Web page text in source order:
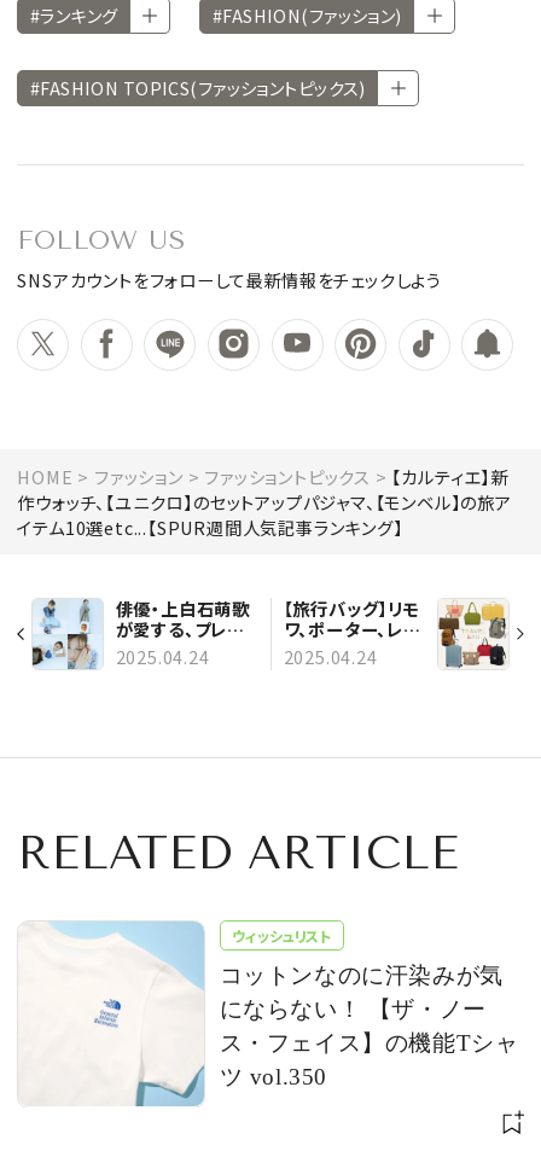
#ランキング #FASHION(ファッション)
#FASHION TOPICS(ファッショントピックス)
FOLLOW US
SNSアカウントをフォローして最新情報をチェックしよう
HOME ファッション ファッショントピックス
【カルティエ】新
作ウォッチ、【ユニクロ】のセットアップパジャマ、【モンベル】の旅ア
イテム10選etc...【SPUR週間人気記事ランキング】
俳優・上白石萌歌
が愛する、プレイ
フルなファッショ
ンアイテムを大公
2025.04.24
【旅行バッグ】リモ
ワ、ポーター、レス
ポートサック
etc・・・、旅をおし
2025.04.24
RELATED ARTICLE
ウィッシュリスト
コットンなのに汗染みが気
にならない！ 【ザ・ノー
ス・フェイス】の機能Tシャ
ツ vol.350